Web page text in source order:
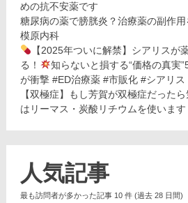
めの抗不安薬です
糖尿病の薬で膀胱炎？治療薬の副作
模原内科
【2025年ついに解禁】シアリスが
る！
知らないと損する“価格の真実
が衝撃 #ED治療薬 #市販化 #シアリス
【双極症】もし芳賀が双極症だった
はリーマス・炭酸リチウムを使います
人気記事
最も訪問者が多かった記事 10 件 (過去 28 日間)